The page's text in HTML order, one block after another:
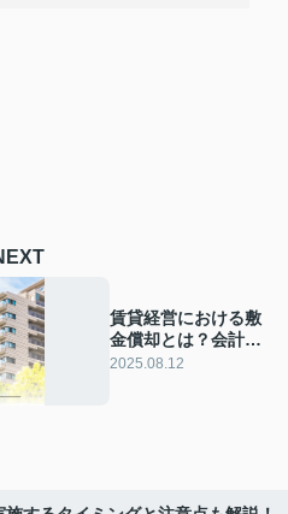
賃貸経営における敷
金償却とは？会計処
理の方法や注意点を
2025.08.12